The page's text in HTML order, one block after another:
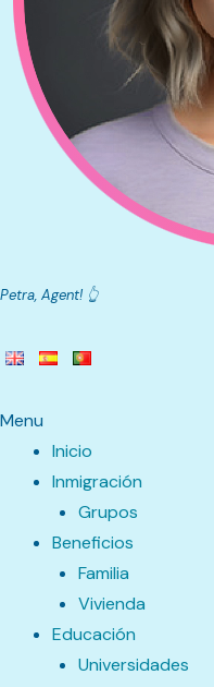
Petra, Agent! 👆
Menu
Inicio
Inmigración
Grupos
Beneficios
Familia
Vivienda
Educación
Universidades